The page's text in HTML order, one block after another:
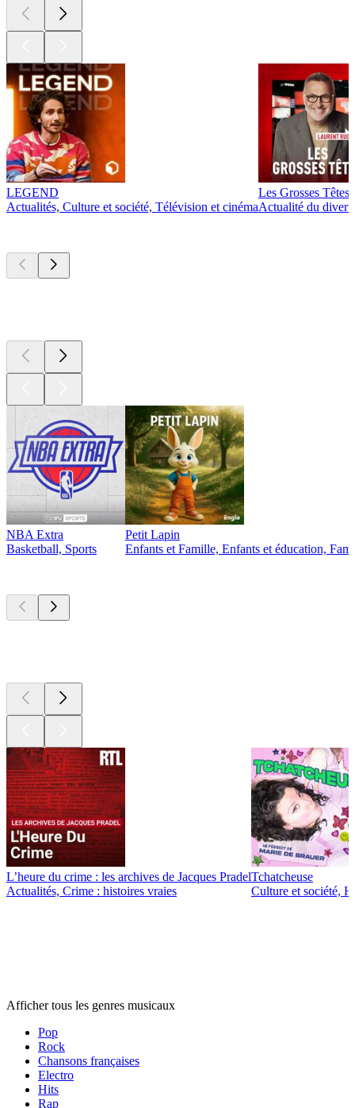
LEGEND
Actualités, Culture et société, Télévision et cinéma
Les Grosses Têtes
Actualité du
NBA Extra
Basketball, Sports
Petit Lapin
Enfants et Famille, Enfants et éducation,
L’heure du crime : les archives de Jacques Pradel
Actualités, Crime : histoires vraies
Tchatcheuse
Culture et société,
Afficher tous les genres musicaux
Pop
Rock
Chansons françaises
Electro
Hits
Rap